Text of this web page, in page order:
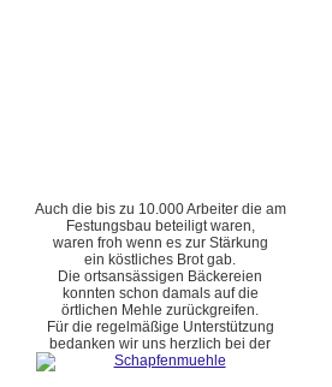
Auch die bis zu 10.000 Arbeiter die am
Festungsbau beteiligt waren,
waren froh wenn es zur Stärkung
ein köstliches Brot gab.
Die ortsansässigen Bäckereien
konnten schon damals auf die
örtlichen Mehle zurückgreifen.
Für die regelmäßige Unterstützung
bedanken wir uns herzlich bei der